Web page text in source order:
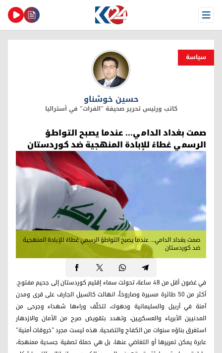
Open Menu
سیاسة
حسين خوشناو
حسين خوشناو
كاتب ورئيس تحرير صحيفة "الفرات" في أستراليا
صمت بغداد الدامي... عندما يصبح التواطؤ
الرسمي غطاءً للإبادة المنهجية ضد كوردستان
صمت بغداد الدامي... عندما يصبح التواطؤ الرسمي غطاءً للإبادة المنهجية
ضد كوردستان
في غضون أقل من 48 ساعة، تحولت سماء إقليم كوردستان إلى جحيم مفتوح.
أكثر من 50 طائرة مسيرة وصاروخاً، انهالت كالسيل الجارف على قرى ومدن
آمنة في أربيل والسليمانية ودهوك، لتخلّف وراءها شهداء وجرحى من
المدنيين الأبرياء والعسكريين، وتهدد بتقويض صرح من الأمان والازدهار
استغرق بناؤه سنوات من الكفاح والتضحية. هذه ليست مجرد "خروقات أمنية"
عابرة يمكن تمريرها أو التغاضي عنها، بل هي حملة تصفية جسدية ممنهجة،